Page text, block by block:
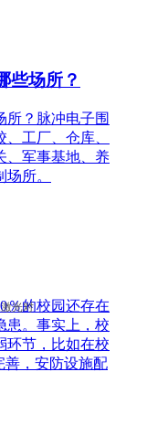
些场所？
所？脉冲电子围
工厂、仓库、
、军事基地、养
所。
％的校园还存在
患。事实上，校
环节，比如在校
善，安防设施配
光对